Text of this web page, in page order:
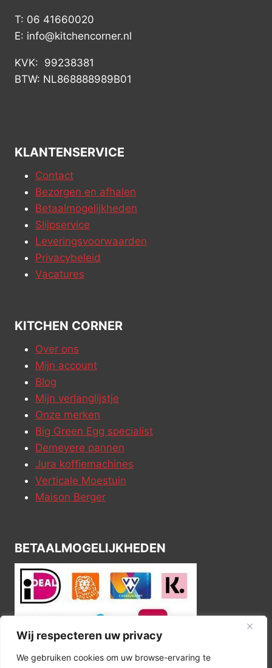
Wij respecteren uw privacy
We gebruiken cookies om uw browse-ervaring te
T: 06 41660020
E: info@kitchencorner.nl
KVK: 99238381
BTW: NL868888989B01
KLANTENSERVICE
Contact
Bezorgen en afhalen
Betaalmogelijkheden
Slijpservice
Leveringsvoorwaarden
Privacybeleid
Vacatures
KITCHEN CORNER
Over ons
Mijn account
Blog
Mijn verlanglijstje
Onze merken
Big Green Egg specialist
Demeyere pannen
Jura koffiemachines
Verticale Moestuin
Maison Berger
BETAALMOGELIJKHEDEN